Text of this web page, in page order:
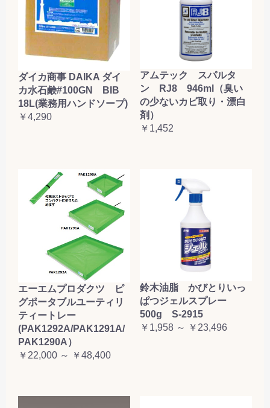
ダイカ商事 DAIKA ダイ
カ水石鹸#100GN BIB
18L(業務用ハンドソープ)
￥4,290
アムテック スパルタ
ン RJ8 946ml（臭い
の少ないカビ取り・漂白
剤）
￥1,452
エーエムプロダクツ ピ
グポータブルユーティリ
ティートレー
(PAK1292A/PAK1291A/
PAK1290A）
￥22,000 ～ ￥48,400
鈴木油脂 かびとりいっ
ぱつジェルスプレー
500g S-2915
￥1,958 ～ ￥23,496